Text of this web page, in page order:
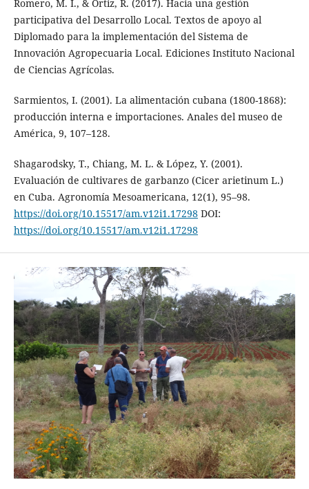
Romero, M. I., & Ortiz, R. (2017). Hacia una gestión
participativa del Desarrollo Local. Textos de apoyo al
Diplomado para la implementación del Sistema de
Innovación Agropecuaria Local. Ediciones Instituto Nacional
de Ciencias Agrícolas.
Sarmientos, I. (2001). La alimentación cubana (1800-1868):
producción interna e importaciones. Anales del museo de
América, 9, 107–128.
Shagarodsky, T., Chiang, M. L. & López, Y. (2001).
Evaluación de cultivares de garbanzo (Cicer arietinum L.)
en Cuba. Agronomía Mesoamericana, 12(1), 95–98.
https://doi.org/10.15517/am.v12i1.17298DOI:
https://doi.org/10.15517/am.v12i1.17298